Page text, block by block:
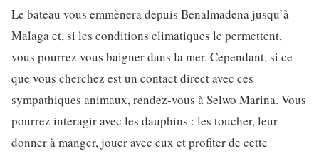
Le bateau vous emmènera depuis Benalmadena jusqu’à
Malaga et, si les conditions climatiques le permettent,
vous pourrez vous baigner dans la mer. Cependant, si ce
que vous cherchez est un contact direct avec ces
sympathiques animaux, rendez-vous à Selwo Marina. Vous
pourrez interagir avec les dauphins : les toucher, leur
donner à manger, jouer avec eux et profiter de cette